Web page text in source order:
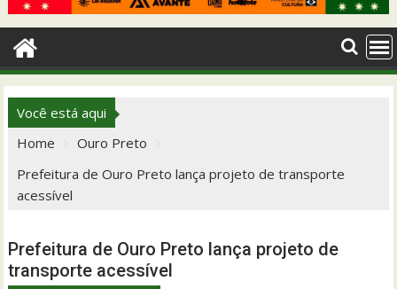
Você está aqui
Home
Ouro Preto
Prefeitura de Ouro Preto lança projeto de transporte
acessível
Prefeitura de Ouro Preto lança projeto de
transporte acessível